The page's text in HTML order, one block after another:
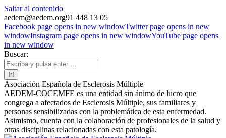
Saltar al contenido
aedem@aedem.org91 448 13 05
Facebook page opens in new windowTwitter page opens in new
windowInstagram page opens in new windowYouTube page opens
in new window
Buscar:
Asociación Española de Esclerosis Múltiple
AEDEM-COCEMFE es una entidad sin ánimo de lucro que
congrega a afectados de Esclerosis Múltiple, sus familiares y
personas sensibilizadas con la problemática de esta enfermedad.
Asimismo, cuenta con la colaboración de profesionales de la salud y
otras disciplinas relacionadas con esta patología.